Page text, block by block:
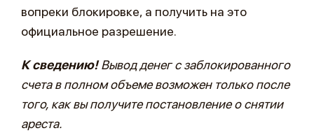
вопреки блокировке, а получить на это
официальное разрешение.
К сведению!Вывод денег с заблокированного
счета в полном объеме возможен только после
того, как вы получите постановление о снятии
ареста.